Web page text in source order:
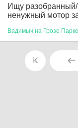
Ищу
ненужный мотор
Вадимыч на Грозе